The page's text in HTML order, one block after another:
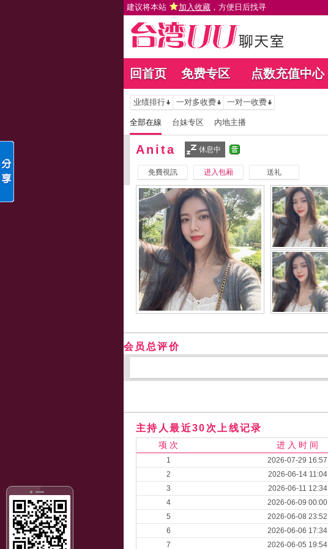
建议将本站 加入收藏 ，方便日后找寻
回首页 免费专区 点数充值中心
业绩排行 一对多收费 一对一收费
全部在線 台妹专区 內地主播
Anita 休息中
免費視訊 进入包厢 送礼
会员总评价
主持人最近30次上线记录
项 次 进 入 时 间
1 2026-07-29 16:57
2
2026-06-14 11:04
3
2026-06-11 12:34
4
2026-06-09 00:00
5
2026-06-08 23:52
6
2026-06-06 17:34
7
2026-06-05 19:54